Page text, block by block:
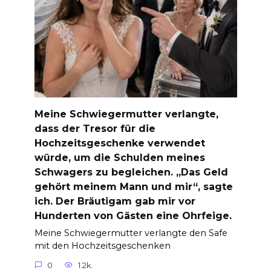
Meine Schwiegermutter verlangte,
dass der Tresor für die
Hochzeitsgeschenke verwendet
würde, um die Schulden meines
Schwagers zu begleichen. „Das Geld
gehört meinem Mann und mir“, sagte
ich. Der Bräutigam gab mir vor
Hunderten von Gästen eine Ohrfeige.
Meine Schwiegermutter verlangte den Safe
mit den Hochzeitsgeschenken
0 1.2k.